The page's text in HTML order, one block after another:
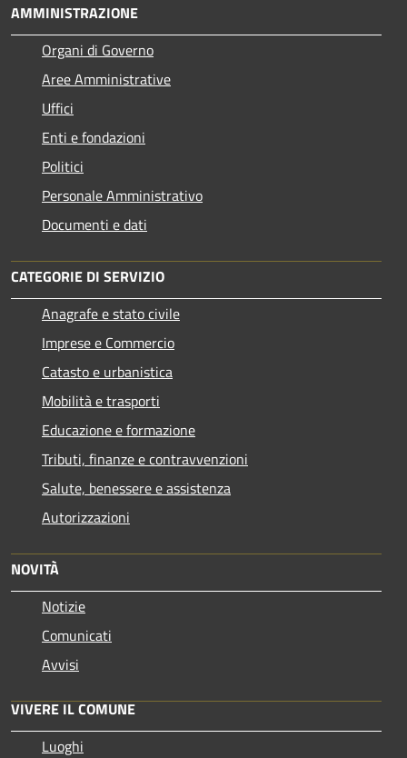
AMMINISTRAZIONE
Organi di Governo
Aree Amministrative
Uffici
Enti e fondazioni
Politici
Personale Amministrativo
Documenti e dati
CATEGORIE DI SERVIZIO
Anagrafe e stato civile
Imprese e Commercio
Catasto e urbanistica
Mobilità e trasporti
Educazione e formazione
Tributi, finanze e contravvenzioni
Salute, benessere e assistenza
Autorizzazioni
NOVITÀ
Notizie
Comunicati
Avvisi
VIVERE IL COMUNE
Luoghi